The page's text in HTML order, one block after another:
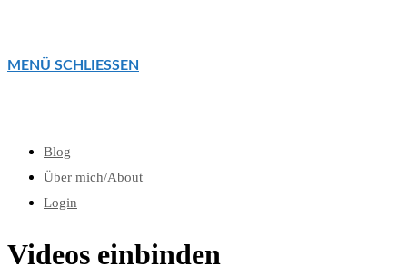
MENÜ SCHLIESSEN
Blog
Über mich/About
Login
Videos einbinden